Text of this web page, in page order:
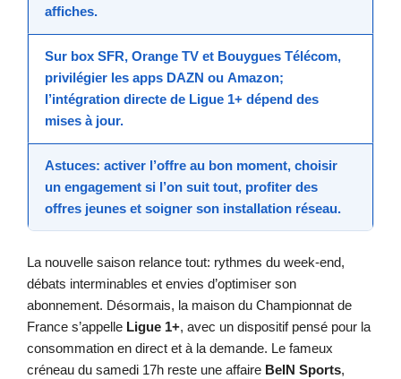
affiches.
Sur box SFR, Orange TV et Bouygues Télécom,
privilégier les apps DAZN ou Amazon;
l’intégration directe de Ligue 1+ dépend des
mises à jour.
Astuces: activer l’offre au bon moment, choisir
un engagement si l’on suit tout, profiter des
offres jeunes et soigner son installation réseau.
La nouvelle saison relance tout: rythmes du week-end,
débats interminables et envies d’optimiser son
abonnement. Désormais, la maison du Championnat de
France s’appelle Ligue 1+, avec un dispositif pensé pour la
consommation en direct et à la demande. Le fameux
créneau du samedi 17h reste une affaire BeIN Sports,